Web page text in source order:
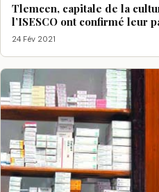
Tlemcen, capitale de la
l’ISESCO ont confirmé leur
24 Fév 2021